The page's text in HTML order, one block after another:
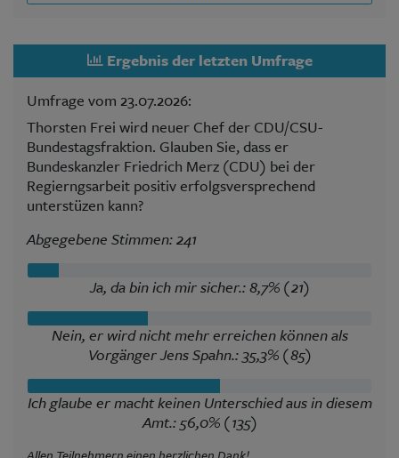
Ergebnis der letzten Umfrage
Umfrage vom 23.07.2026:
Thorsten Frei wird neuer Chef der CDU/CSU-
Bundestagsfraktion. Glauben Sie, dass er
Bundeskanzler Friedrich Merz (CDU) bei der
Regierngsarbeit positiv erfolgsversprechend
unterstüzen kann?
Abgegebene Stimmen: 241
Ja, da bin ich mir sicher.: 8,7% (21)
Nein, er wird nicht mehr erreichen können als
Vorgänger Jens Spahn.: 35,3% (85)
Ich glaube er macht keinen Unterschied aus in diesem
Amt.: 56,0% (135)